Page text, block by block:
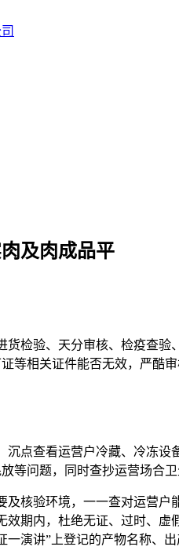
及肉成品平
验、天分审核、检疫查验
等相关证件能否无效，严酷
查看运营户冷藏、冷冻设
等问题，同时查抄运营场合
验环境，一一查对运营户
期内，杜绝无证、过时、
一演讲”上登记的产物名称、